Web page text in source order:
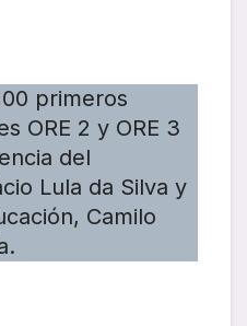
primeros
ORE 2 y ORE 3
del
Lula da Silva y
Camilo